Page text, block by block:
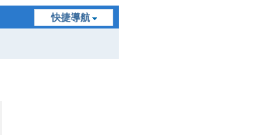
快捷導航